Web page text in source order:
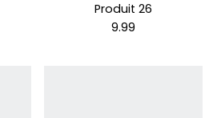
Produit 26
9.99